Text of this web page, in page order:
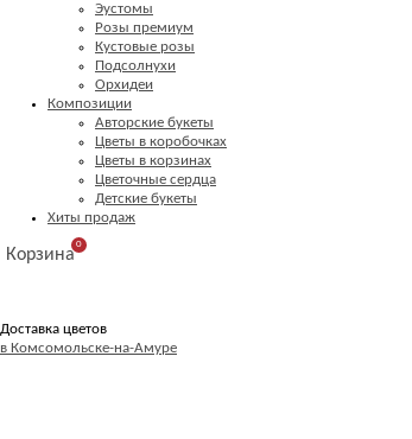
Эустомы
Розы премиум
Кустовые розы
Подсолнухи
Орхидеи
Композиции
Авторские букеты
Цветы в коробочках
Цветы в корзинах
Цветочные сердца
Детские букеты
Хиты продаж
Корзина
0
Доставка цветов
в Комсомольске-на-Амуре